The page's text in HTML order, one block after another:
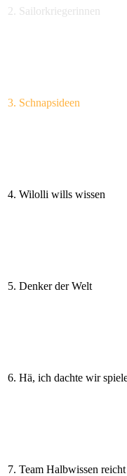
2. Sailorkriegerinnen
3. Schnapsideen
4. Wilolli wills wissen
5. Denker der Welt
6. Hä, ich dachte wir
7. Team Halbwissen reicht